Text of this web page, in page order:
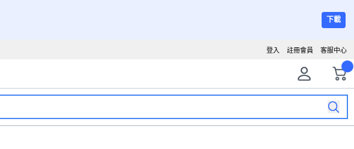
下載
客服中心
註冊會員
登入